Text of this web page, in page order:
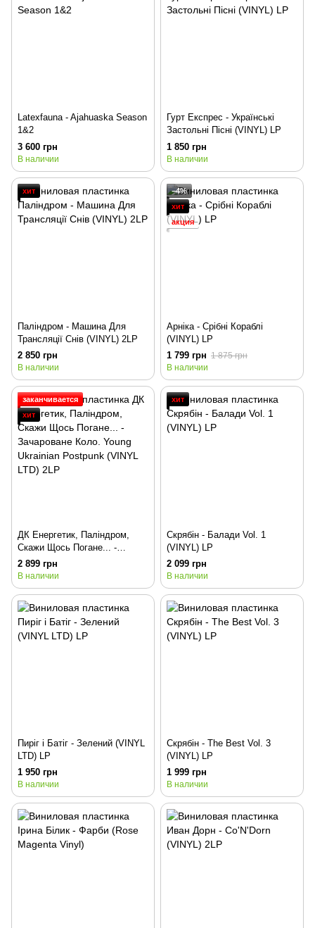
Latexfauna - Ajahuaska Season
1&2
3 600 грн
В наличии
Гурт Експрес - Українські
Застольні Пісні (VINYL) LP
1 850 грн
В наличии
хит
Паліндром - Машина Для
Трансляції Снів (VINYL) 2LP
2 850 грн
В наличии
−4%
хит
акция
Арніка - Срібні Кораблі
(VINYL) LP
1 799 грн 1 875 грн
В наличии
заканчивается
хит
ДК Енергетик, Паліндром,
Скажи Щось Погане... -
Зачароване Коло. Young
Ukrainian Postpunk (VINYL
LTD) 2LP
2 899 грн
В наличии
хит
Скрябін - Балади Vol. 1
(VINYL) LP
2 099 грн
В наличии
Пиріг і Батіг - Зелений (VINYL
LTD) LP
1 950 грн
В наличии
Скрябін - The Best Vol. 3
(VINYL) LP
1 999 грн
В наличии